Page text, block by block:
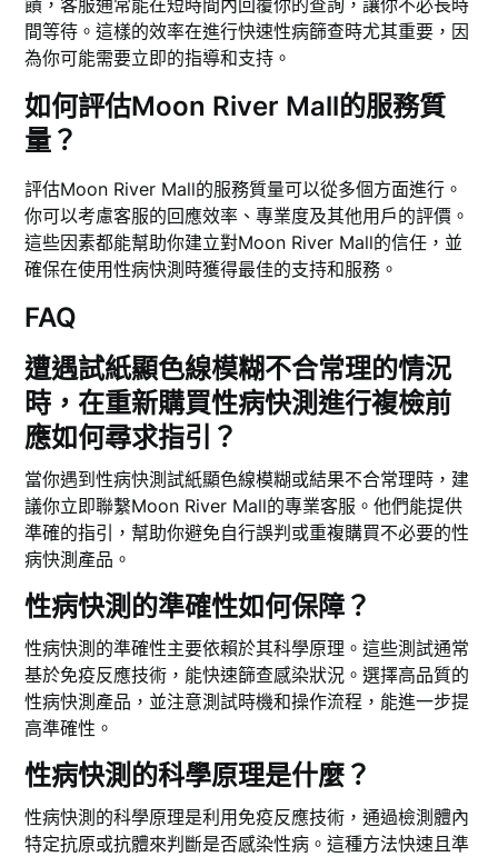
饋，客服通常能在短時間內回覆你的查詢，讓你不必長時
間等待。這樣的效率在進行快速性病篩查時尤其重要，因
為你可能需要立即的指導和支持。
如何評估Moon River Mall的服務質
量？
評估Moon River Mall的服務質量可以從多個方面進行。
你可以考慮客服的回應效率、專業度及其他用戶的評價。
這些因素都能幫助你建立對Moon River Mall的信任，並
確保在使用性病快測時獲得最佳的支持和服務。
FAQ
遭遇試紙顯色線模糊不合常理的情況
時，在重新購買性病快測進行複檢前
應如何尋求指引？
當你遇到性病快測試紙顯色線模糊或結果不合常理時，建
議你立即聯繫Moon River Mall的專業客服。他們能提供
準確的指引，幫助你避免自行誤判或重複購買不必要的性
病快測產品。
性病快測的準確性如何保障？
性病快測的準確性主要依賴於其科學原理。這些測試通常
基於免疫反應技術，能快速篩查感染狀況。選擇高品質的
性病快測產品，並注意測試時機和操作流程，能進一步提
高準確性。
性病快測的科學原理是什麼？
性病快測的科學原理是利用免疫反應技術，通過檢測體內
特定抗原或抗體來判斷是否感染性病。這種方法快速且準